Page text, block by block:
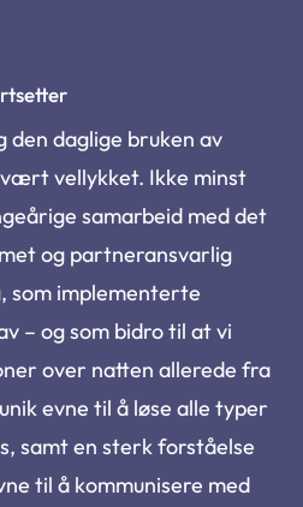
den daglige bruken av
vellykket. Ikke minst
samarbeid med det
og partneransvarlig
som implementerte
– og som bidro til at vi
over natten allerede fra
evne til å løse alle typer
samt en sterk forståelse
til å kommunisere med